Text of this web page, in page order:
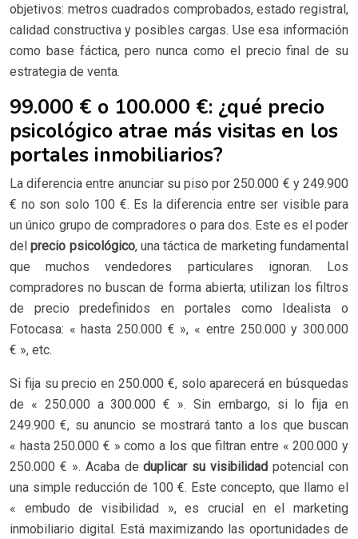
objetivos: metros cuadrados comprobados, estado registral,
calidad constructiva y posibles cargas. Use esa información
como base fáctica, pero nunca como el precio final de su
estrategia de venta.
99.000 € o 100.000 €: ¿qué precio
psicológico atrae más visitas en los
portales inmobiliarios?
La diferencia entre anunciar su piso por 250.000 € y 249.900
€ no son solo 100 €. Es la diferencia entre ser visible para
un único grupo de compradores o para dos. Este es el poder
delprecio psicológico, una táctica de marketing fundamental
que muchos vendedores particulares ignoran. Los
compradores no buscan de forma abierta; utilizan los filtros
de precio predefinidos en portales como Idealista o
Fotocasa: « hasta 250.000 € », « entre 250.000 y 300.000
€ », etc.
Si fija su precio en 250.000 €, solo aparecerá en búsquedas
de « 250.000 a 300.000 € ». Sin embargo, si lo fija en
249.900 €, su anuncio se mostrará tanto a los que buscan
« hasta 250.000 € » como a los que filtran entre « 200.000 y
250.000 € ». Acaba deduplicar su visibilidad potencial con
una simple reducción de 100 €. Este concepto, que llamo el
« embudo de visibilidad », es crucial en el marketing
inmobiliario digital. Está maximizando las oportunidades de